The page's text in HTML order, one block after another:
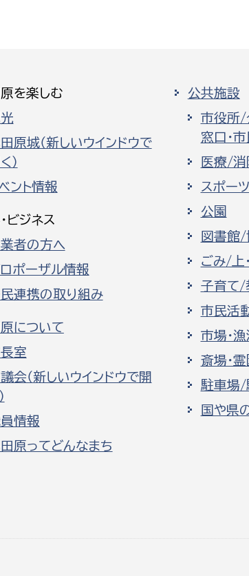
を楽しむ
原城（新しいウインドウで
）
ント情報
ビジネス
者の方へ
ポーザル情報
連携の取り組み
について
室
会（新しいウインドウで開
情報
原ってどんなまち
公共施設
市役所/
窓口・
医療/消
スポー
公園
図書館
ごみ/上
子育て/
市民活
市場・
斎場・霊
駐車場/
国や県